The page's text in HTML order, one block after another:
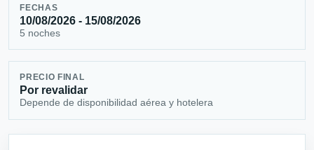
FECHAS
10/08/2026 - 15/08/2026
5 noches
PRECIO FINAL
Por revalidar
Depende de disponibilidad aérea y hotelera